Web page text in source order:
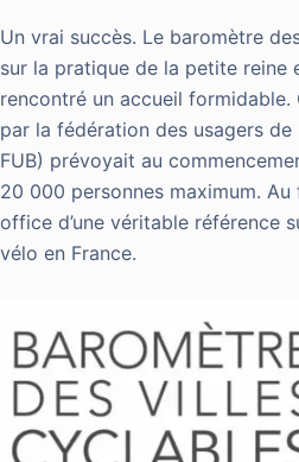
Un vrai succès. Le baromètre
sur la pratique de la petite reine
rencontré un accueil
par la fédération des usagers
FUB) prévoyait au
20 000 personnes maximum.
office d’une véritable référence
vélo en France.